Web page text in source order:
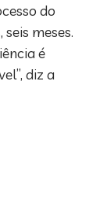
do
meses.
é
diz a